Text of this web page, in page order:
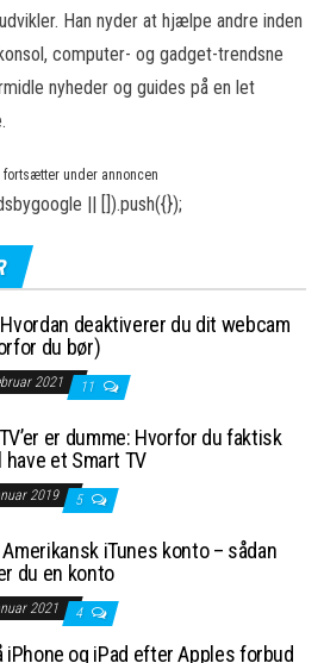
Han nyder at hjælpe andre inden
computer- og gadget-trendsne
nyheder og guides på en let
fortsætter under annoncen
|| []).push({});
deaktiverer du dit webcam
du bør)
2021 11
er dumme: Hvorfor du faktisk
have et Smart TV
2019 5
Amerikansk iTunes konto – sådan
du en konto
2021 4
iPhone og iPad efter Apples forbud